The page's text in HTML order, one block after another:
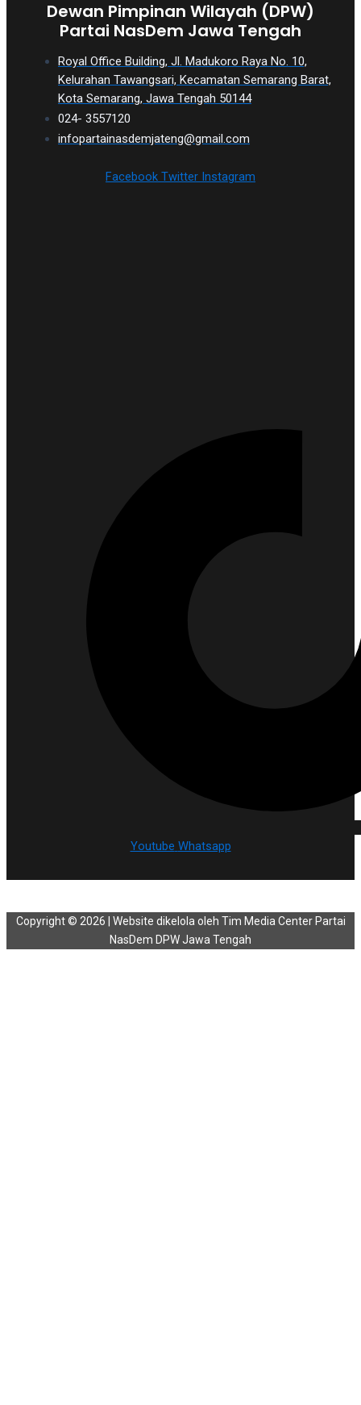
Dewan Pimpinan Wilayah (DPW)
Partai NasDem Jawa Tengah
Royal Office Building, Jl. Madukoro Raya No. 10,
Kelurahan Tawangsari, Kecamatan Semarang Barat,
Kota Semarang, Jawa Tengah 50144
024- 3557120
infopartainasdemjateng@gmail.com
Facebook Twitter Instagram
Youtube Whatsapp
Copyright © 2026 | Website dikelola oleh Tim Media Center Partai
NasDem DPW Jawa Tengah